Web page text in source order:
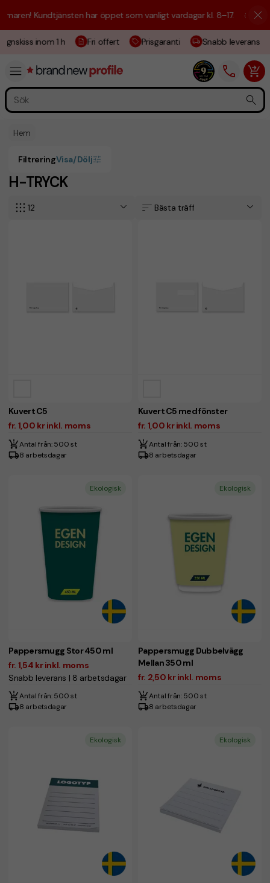
Kundtjänsten har öppet som vanligt vardagar kl. 8–17. ☀️ Vi är här
inom 1 h Fri offert Prisgaranti Snabb leverans
Hem
H-TRYCK
FiltreringVisa/Dölj
12 Bästa träff
Kuvert C5
fr. 1,00 kr inkl. moms
Antal från: 500 st
8 arbetsdagar
Kuvert C5 med fönster
fr. 1,00 kr inkl. moms
Antal från: 500 st
8 arbetsdagar
Ekologisk
Pappersmugg Stor 450 ml
fr. 1,54 kr inkl. moms
Snabb leverans | 8 arbetsdagar
Antal från: 500 st
8 arbetsdagar
Ekologisk
Pappersmugg Dubbelvägg
Mellan 350 ml
fr. 2,50 kr inkl. moms
Antal från: 500 st
8 arbetsdagar
Ekologisk Ekologisk